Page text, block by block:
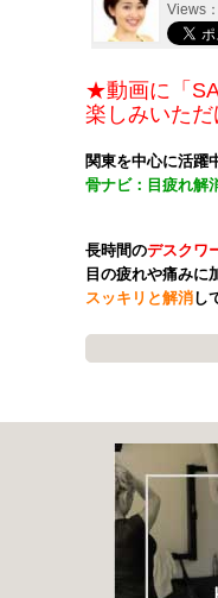
Views
★動画に「
楽しみいただ
関東を中心に活躍
骨ナビ：目疲れ解
長時間のデスクワ
目の疲れや痛みに
スッキリと解消し
イスに座ったまま
目が疲れ始める
目を閉じるたり
１時間目を使っ
疲労をためない様